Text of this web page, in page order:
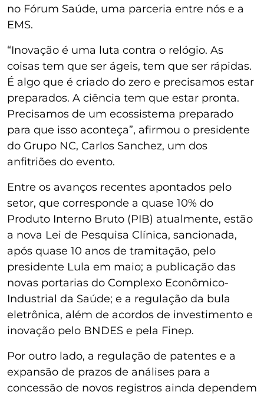
no Fórum Saúde, uma parceria entre nós e a
EMS.
“Inovação é uma luta contra o relógio. As
coisas tem que ser ágeis, tem que ser rápidas.
É algo que é criado do zero e precisamos estar
preparados. A ciência tem que estar pronta.
Precisamos de um ecossistema preparado
para que isso aconteça”, afirmou o presidente
do Grupo NC, Carlos Sanchez, um dos
anfitriões do evento.
Entre os avanços recentes apontados pelo
setor, que corresponde a quase 10% do
Produto Interno Bruto (PIB) atualmente, estão
a nova Lei de Pesquisa Clínica, sancionada,
após quase 10 anos de tramitação, pelo
presidente Lula em maio; a publicação das
novas portarias do Complexo Econômico-
Industrial da Saúde; e a regulação da bula
eletrônica, além de acordos de investimento e
inovação pelo BNDES e pela Finep.
Por outro lado, a regulação de patentes e a
expansão de prazos de análises para a
concessão de novos registros ainda dependem